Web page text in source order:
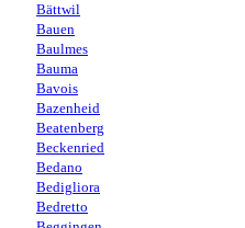
Bättwil
Bauen
Baulmes
Bauma
Bavois
Bazenheid
Beatenberg
Beckenried
Bedano
Bedigliora
Bedretto